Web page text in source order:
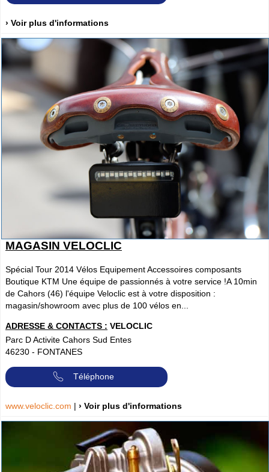
› Voir plus d'informations
MAGASIN VELOCLIC
Spécial Tour 2014 Vélos Equipement Accessoires composants
Boutique KTM Une équipe de passionnés à votre service !A 10min
de Cahors (46) l'équipe Veloclic est à votre disposition :
magasin/showroom avec plus de 100 vélos en...
ADRESSE & CONTACTS : VELOCLIC
Parc D Activite Cahors Sud Entes
46230 - FONTANES
Téléphone
www.veloclic.com | › Voir plus d'informations